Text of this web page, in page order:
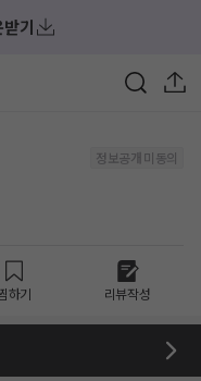
기
정보공개 미동의
하기 리뷰작성